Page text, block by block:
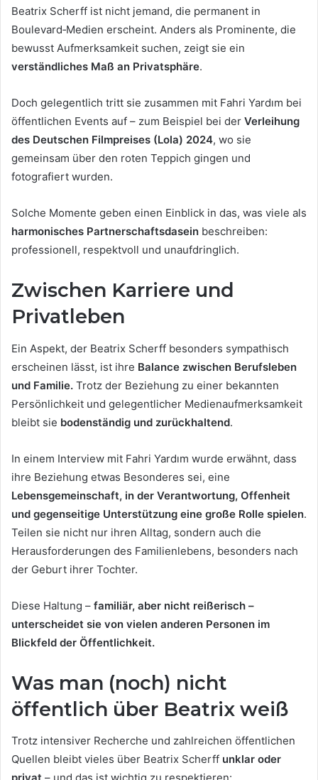
Beatrix Scherff ist nicht jemand, die permanent in
Boulevard‑Medien erscheint. Anders als Prominente, die
bewusst Aufmerksamkeit suchen, zeigt sie ein
verständliches Maß an Privatsphäre.
Doch gelegentlich tritt sie zusammen mit Fahri Yardım bei
öffentlichen Events auf – zum Beispiel bei der Verleihung
des Deutschen Filmpreises (Lola) 2024, wo sie
gemeinsam über den roten Teppich gingen und
fotografiert wurden.
Solche Momente geben einen Einblick in das, was viele als
harmonisches Partnerschaftsdasein beschreiben:
professionell, respektvoll und unaufdringlich.
Zwischen Karriere und
Privatleben
Ein Aspekt, der Beatrix Scherff besonders sympathisch
erscheinen lässt, ist ihre Balance zwischen Berufsleben
und Familie. Trotz der Beziehung zu einer bekannten
Persönlichkeit und gelegentlicher Medienaufmerksamkeit
bleibt sie bodenständig und zurückhaltend.
In einem Interview mit Fahri Yardım wurde erwähnt, dass
ihre Beziehung etwas Besonderes sei, eine
Lebensgemeinschaft, in der Verantwortung, Offenheit
und gegenseitige Unterstützung eine große Rolle spielen.
Teilen sie nicht nur ihren Alltag, sondern auch die
Herausforderungen des Familienlebens, besonders nach
der Geburt ihrer Tochter.
Diese Haltung – familiär, aber nicht reißerisch –
unterscheidet sie von vielen anderen Personen im
Blickfeld der Öffentlichkeit.
Was man (noch) nicht
öffentlich über Beatrix weiß
Trotz intensiver Recherche und zahlreichen öffentlichen
Quellen bleibt vieles über Beatrix Scherff unklar oder